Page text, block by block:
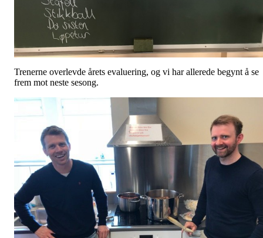
Trenerne overlevde årets evaluering, og vi har allerede begynt å se
frem mot neste sesong.